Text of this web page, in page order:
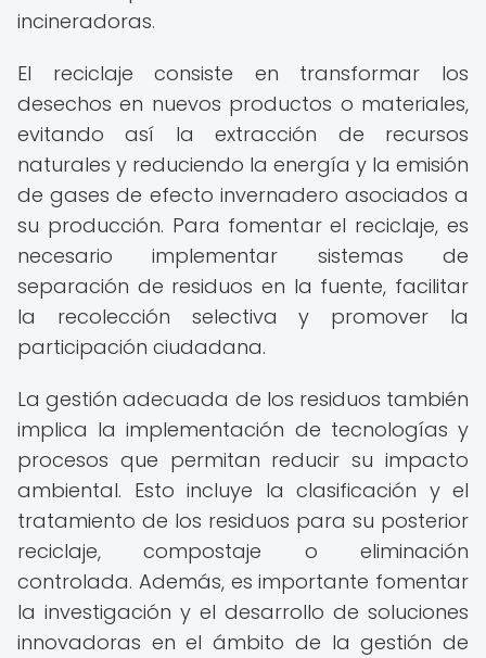
incineradoras.
El reciclaje consiste en transformar los
desechos en nuevos productos o materiales,
evitando así la extracción de recursos
naturales y reduciendo la energía y la emisión
de gases de efecto invernadero asociados a
su producción. Para fomentar el reciclaje, es
necesario implementar sistemas de
separación de residuos en la fuente, facilitar
la recolección selectiva y promover la
participación ciudadana.
La gestión adecuada de los residuos también
implica la implementación de tecnologías y
procesos que permitan reducir su impacto
ambiental. Esto incluye la clasificación y el
tratamiento de los residuos para su posterior
reciclaje, compostaje o eliminación
controlada. Además, es importante fomentar
la investigación y el desarrollo de soluciones
innovadoras en el ámbito de la gestión de